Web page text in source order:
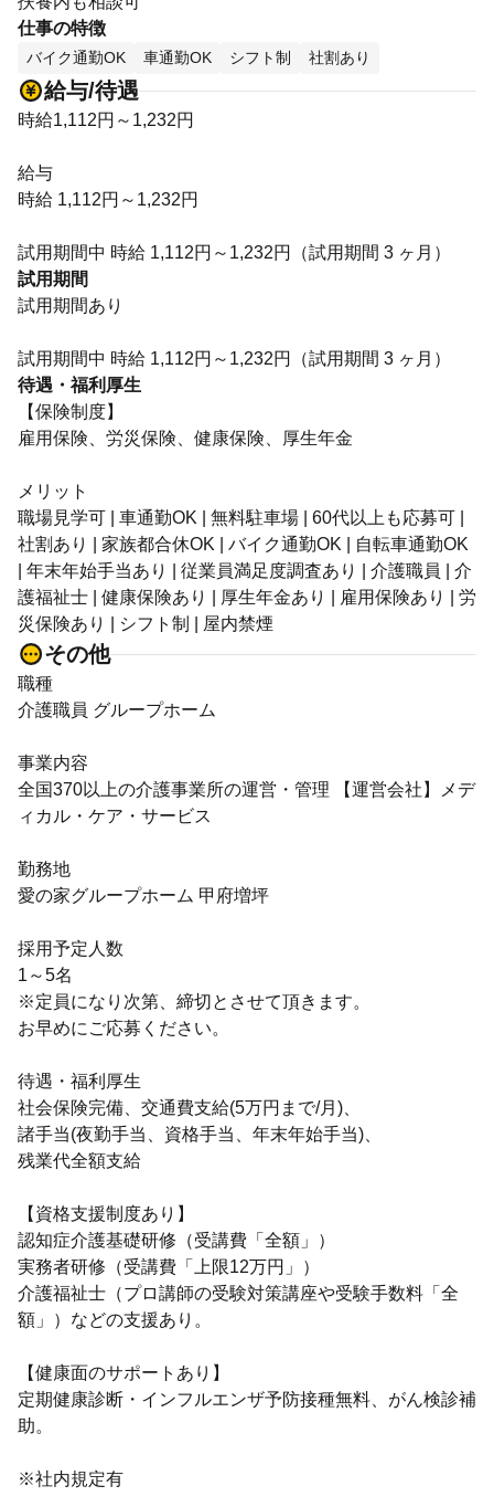
仕事の特徴
バイク通勤OK 車通勤OK シフト制 社割あり
給与/待遇
時給1,112円～1,232円
給与
時給 1,112円～1,232円
試用期間中 時給 1,112円～1,232円（試用期間 3 ヶ月）
試用期間
試用期間あり
試用期間中 時給 1,112円～1,232円（試用期間 3 ヶ月）
待遇・福利厚生
【保険制度】
雇用保険、労災保険、健康保険、厚生年金
メリット
職場見学可 | 車通勤OK | 無料駐車場 | 60代以上も応募可 |
社割あり | 家族都合休OK | バイク通勤OK | 自転車通勤OK
| 年末年始手当あり | 従業員満足度調査あり | 介護職員 | 介
護福祉士 | 健康保険あり | 厚生年金あり | 雇用保険あり | 労
災保険あり | シフト制 | 屋内禁煙
その他
職種
介護職員 グループホーム
事業内容
全国370以上の介護事業所の運営・管理 【運営会社】メデ
ィカル・ケア・サービス
勤務地
愛の家グループホーム 甲府増坪
採用予定人数
1～5名
※定員になり次第、締切とさせて頂きます。
お早めにご応募ください。
待遇・福利厚生
社会保険完備、交通費支給(5万円まで/月)、
諸手当(夜勤手当、資格手当、年末年始手当)、
残業代全額支給
【資格支援制度あり】
認知症介護基礎研修（受講費「全額」）
実務者研修（受講費「上限12万円」）
介護福祉士（プロ講師の受験対策講座や受験手数料「全
額」）などの支援あり。
【健康面のサポートあり】
定期健康診断・インフルエンザ予防接種無料、がん検診補
助。
※社内規定有